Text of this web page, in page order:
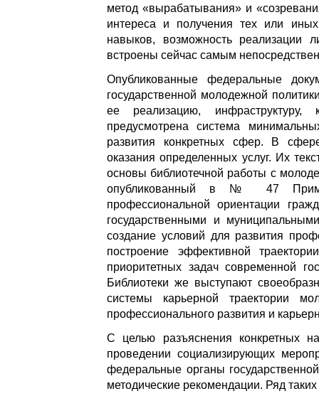
метод «вырабатывания» и
интереса и получения тех или
навыков, возможность реализации
встроены сейчас самым
Опубликованные федеральные
государственной молодежной
ее реализацию,
предусмотрена система
развития конкретных сфер. В
оказания определенных услуг. Их
основы библиотечной работы с
опубликованный в № 47
профессиональной ориентации
государственными и
создание условий для развития
построение эффективной
приоритетных задач современной
Библиотеки же выступают
системы карьерной траектории
профессионального развития и
С целью разъяснения конкретных
проведении социализирующих
федеральные органы
методические рекомендации. Ряд